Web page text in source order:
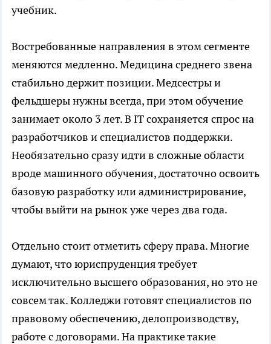
учебник.
Востребованные направления в этом сегменте
меняются медленно. Медицина среднего звена
стабильно держит позиции. Медсестры и
фельдшеры нужны всегда, при этом обучение
занимает около 3 лет. В IT сохраняется спрос на
разработчиков и специалистов поддержки.
Необязательно сразу идти в сложные области
вроде машинного обучения, достаточно освоить
базовую разработку или администрирование,
чтобы выйти на рынок уже через два года.
Отдельно стоит отметить сферу права. Многие
думают, что юриспруденция требует
исключительно высшего образования, но это не
совсем так. Колледжи готовят специалистов по
правовому обеспечению, делопроизводству,
работе с договорами. На практике такие